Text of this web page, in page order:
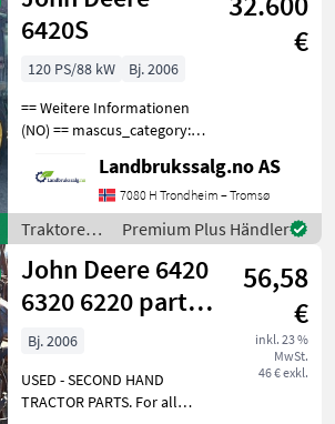
6420S
€
120 PS/88 kW
Bj. 2006
== Weitere Informationen
(NO) == mascus_category:
auf Anfrage die
Referenznummer an: 7957
Weitere Bilder finden Sie
unter en.landbrukssalg
Landbrukssalg.no AS
7080 H Trondheim – Tromsø
Traktoren /
John Deere
Premium Plus Händler
John Deere 6420
6320 6220 parts,
ersatzteile,
56,58
€
inkl. 23 %
MwSt.
46 € exkl.
Bj. 2006
USED - SECOND HAND
TRACTOR PARTS. For all